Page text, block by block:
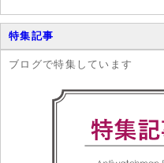
特集記事
ブログで特集しています